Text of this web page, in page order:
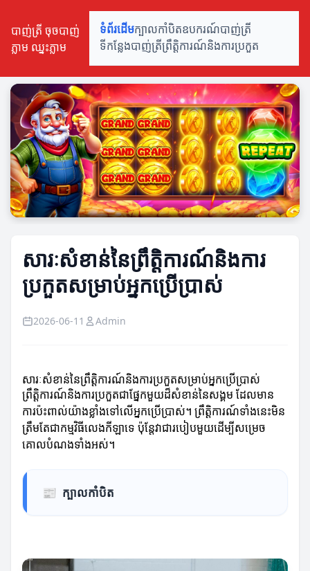
បាញ់ត្រី ចុចបាញ់
ភ្លាម ឈ្នះភ្លាម
ទំព័រដើមក្បាលកាំបិតឧបករណ៍បាញ់ត្រី
ទីកន្លែងបាញ់ត្រីព្រឹត្តិការណ៍និងការប្រកួត
សារៈសំខាន់នៃព្រឹត្តិការណ៍និងការ
ប្រកួតសម្រាប់អ្នកប្រើប្រាស់
2026-06-11 Admin
សារៈសំខាន់នៃព្រឹត្តិការណ៍និងការប្រកួតសម្រាប់អ្នកប្រើប្រាស់
ព្រឹត្តិការណ៍និងការប្រកួតជាផ្នែកមួយដ៏សំខាន់នៃសង្គម ដែលមាន
ការប៉ះពាល់យ៉ាងខ្លាំងទៅលើអ្នកប្រើប្រាស់។ ព្រឹត្តិការណ៍ទាំងនេះមិន
ត្រឹមតែជាកម្មវិធីលេងកីឡាទេ ប៉ុន្តែវាជារបៀបមួយដើម្បីសម្រេច
គោលបំណងទាំងអស់។
📰 ក្បាលកាំបិត